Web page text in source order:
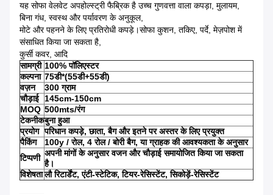
यह सोफा वेलवेट अपहोल्स्ट्री फैब्रिक है उच्च गुणवत्ता वाला कपड़ा, मुलायम,
बिना गंध, स्वस्थ और पर्यावरण के अनुकूल,
मोटे और पहनने के लिए प्रतिरोधी कपड़े।सोफा कुशन, तकिए, पर्दे, मेज़पोश में
संसाधित किया जा सकता है,
कुर्सी कवर, आदि
सामग्री 100% पॉलिएस्टर
कल्पना 75डी*(55डी+55डी)
वज़न
300 ग्राम
चौड़ाई 145cm-150cm
MOQ 500mts/रंग
टेकनीकबुना हुआ
प्रयोग परिधान कपड़े, छाता, बैग और इतने पर अस्तर के लिए प्रयुक्त
पैकिंग
100y / रोल, 4 रोल / बोरी बैग, या ग्राहक की आवश्यकता के अनुसार
टिप्पणी अपनी मांगों के अनुसार वजन और चौड़ाई समायोजित किया जा सकता
है।
विशेषतालौ रिटार्डेंट, एंटी-स्टेटिक, टियर-रेसिस्टेंट, सिकोड़ें-रेसिस्टेंट